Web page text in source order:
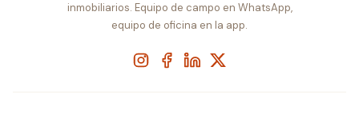
inmobiliarios. Equipo de campo en WhatsApp,
equipo de oficina en la app.
Instagram
Facebook
LinkedIn
X